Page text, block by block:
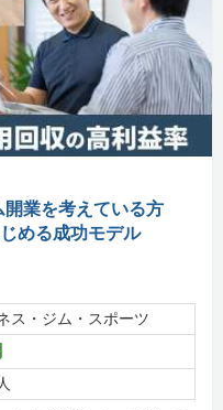
業を考えている方
める成功モデル
ス・ジム・スポーツ